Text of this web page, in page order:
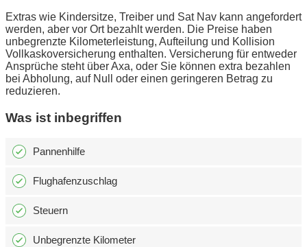
Extras wie Kindersitze, Treiber und Sat Nav kann angefordert
werden, aber vor Ort bezahlt werden. Die Preise haben
unbegrenzte Kilometerleistung, Aufteilung und Kollision
Vollkaskoversicherung enthalten. Versicherung für entweder
Ansprüche steht über Axa, oder Sie können extra bezahlen
bei Abholung, auf Null oder einen geringeren Betrag zu
reduzieren.
Was ist inbegriffen
Pannenhilfe
Flughafenzuschlag
Steuern
Unbegrenzte Kilometer